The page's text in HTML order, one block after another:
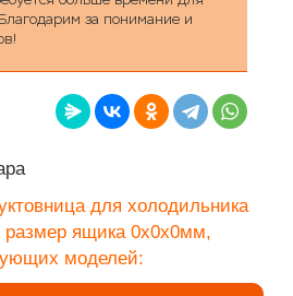
за понимание и
для холодильника
размер ящика 0x0х0мм,
моделей: